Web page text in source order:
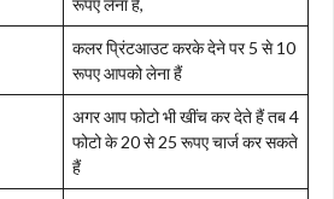
रूपए लेना हैं,
कलर प्रिंटआउट करके देने पर 5 से 10
रूपए आपको लेना हैं
अगर आप फोटो भी खींच कर देते हैं तब 4
फोटो के 20 से 25 रूपए चार्ज कर सकते
हैं